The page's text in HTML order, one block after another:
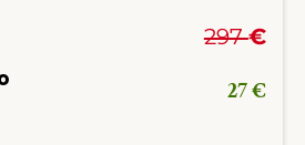
297€
27 €